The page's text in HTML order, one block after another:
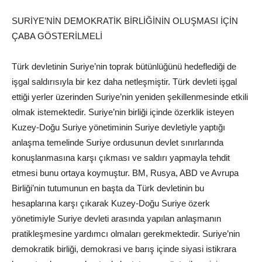
SURİYE’NİN DEMOKRATİK BİRLİĞİNİN OLUŞMASI İÇİN
ÇABA GÖSTERİLMELİ
Türk devletinin Suriye’nin toprak bütünlüğünü hedeflediği de
işgal saldırısıyla bir kez daha netleşmiştir. Türk devleti işgal
ettiği yerler üzerinden Suriye’nin yeniden şekillenmesinde etkili
olmak istemektedir. Suriye’nin birliği içinde özerklik isteyen
Kuzey-Doğu Suriye yönetiminin Suriye devletiyle yaptığı
anlaşma temelinde Suriye ordusunun devlet sınırlarında
konuşlanmasına karşı çıkması ve saldırı yapmayla tehdit
etmesi bunu ortaya koymuştur. BM, Rusya, ABD ve Avrupa
Birliği’nin tutumunun en başta da Türk devletinin bu
hesaplarına karşı çıkarak Kuzey-Doğu Suriye özerk
yönetimiyle Suriye devleti arasında yapılan anlaşmanın
pratikleşmesine yardımcı olmaları gerekmektedir. Suriye’nin
demokratik birliği, demokrasi ve barış içinde siyasi istikrara